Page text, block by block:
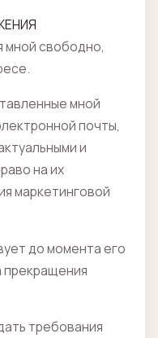
мной свободно,
мной
почты,
и
на их
маркетинговой
до момента его
прекращения
требования